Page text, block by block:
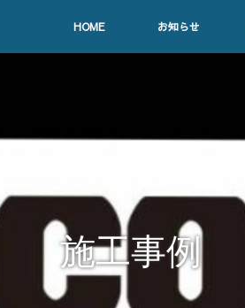
HOME お知らせ
施工事例